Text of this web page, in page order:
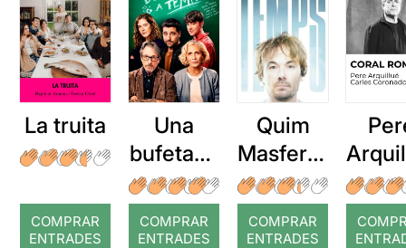
La truita
COMPRAR
ENTRADES
Una
bufetada
a temps
COMPRAR
ENTRADES
Quim
Masferre
r: Temps
COMPRAR
ENTRADES
: